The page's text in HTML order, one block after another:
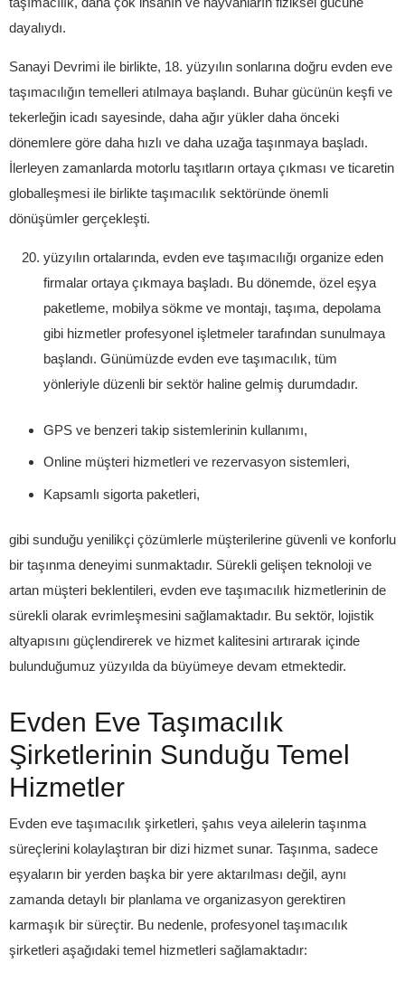
dayalıydı.
Sanayi Devrimi ile birlikte, 18. yüzyılın sonlarına doğru evden eve
taşımacılığın temelleri atılmaya başlandı. Buhar gücünün keşfi ve
tekerleğin icadı sayesinde, daha ağır yükler daha önceki
dönemlere göre daha hızlı ve daha uzağa taşınmaya başladı.
İlerleyen zamanlarda motorlu taşıtların ortaya çıkması ve ticaretin
globalleşmesi ile birlikte taşımacılık sektöründe önemli
dönüşümler gerçekleşti.
yüzyılın ortalarında, evden eve taşımacılığı organize eden
firmalar ortaya çıkmaya başladı. Bu dönemde, özel eşya
paketleme, mobilya sökme ve montajı, taşıma, depolama
gibi hizmetler profesyonel işletmeler tarafından sunulmaya
başlandı. Günümüzde evden eve taşımacılık, tüm
yönleriyle düzenli bir sektör haline gelmiş durumdadır.
GPS ve benzeri takip sistemlerinin kullanımı,
Online müşteri hizmetleri ve rezervasyon sistemleri,
Kapsamlı sigorta paketleri,
gibi sunduğu yenilikçi çözümlerle müşterilerine güvenli ve konforlu
bir taşınma deneyimi sunmaktadır. Sürekli gelişen teknoloji ve
artan müşteri beklentileri, evden eve taşımacılık hizmetlerinin de
sürekli olarak evrimleşmesini sağlamaktadır. Bu sektör, lojistik
altyapısını güçlendirerek ve hizmet kalitesini artırarak içinde
bulunduğumuz yüzyılda da büyümeye devam etmektedir.
Evden Eve Taşımacılık
Şirketlerinin Sunduğu Temel
Hizmetler
Evden eve taşımacılık şirketleri, şahıs veya ailelerin taşınma
süreçlerini kolaylaştıran bir dizi hizmet sunar. Taşınma, sadece
eşyaların bir yerden başka bir yere aktarılması değil, aynı
zamanda detaylı bir planlama ve organizasyon gerektiren
karmaşık bir süreçtir. Bu nedenle, profesyonel taşımacılık
şirketleri aşağıdaki temel hizmetleri sağlamaktadır: